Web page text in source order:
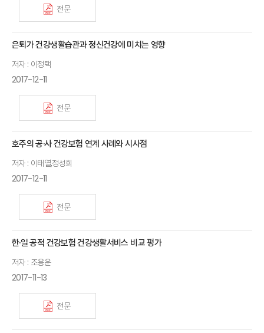
전문
은퇴가 건강생활습관과 정신건강에 미치는 영향
저자 : 이정택
2017-12-11
전문
호주의 공·사 건강보험 연계 사례와 시사점
저자 : 이태열,정성희
2017-12-11
전문
한·일 공적 건강보험 건강생활서비스 비교 평가
저자 : 조용운
2017-11-13
전문